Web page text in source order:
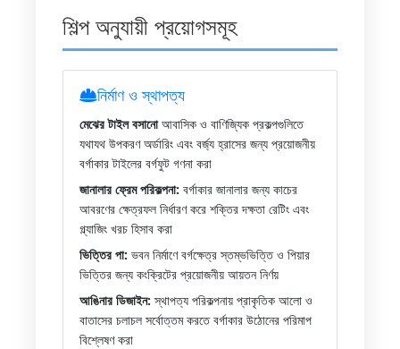
শিল্প অনুযায়ী প্রয়োগসমূহ
নির্মাণ ও স্থাপত্য
মেঝের টাইল বসানোআবাসিক ও বাণিজ্যিক প্রকল্পগুলিতে
যথাযথ উপকরণ অর্ডারিং এবং বর্জ্য হ্রাসের জন্য প্রয়োজনীয়
বর্গাকার টাইলের বর্গফুট গণনা করা
জানালার ফ্রেম পরিকল্পনা: বর্গাকার জানালার জন্য কাচের
আবরণের ক্ষেত্রফল নির্ধারণ করে শক্তির দক্ষতা রেটিং এবং
গ্ল্যাজিং খরচ হিসাব করা
ভিত্তির পা: ভবন নির্মাণে বর্গক্ষেত্র স্তম্ভভিত্তি ও পিয়ার
ভিত্তির জন্য কংক্রিটের প্রয়োজনীয় আয়তন নির্ণয়
আঙিনার ডিজাইন: স্থাপত্য পরিকল্পনায় প্রাকৃতিক আলো ও
বাতাসের চলাচল সর্বোত্তম করতে বর্গাকার উঠোনের পরিমাপ
বিশ্লেষণ করা